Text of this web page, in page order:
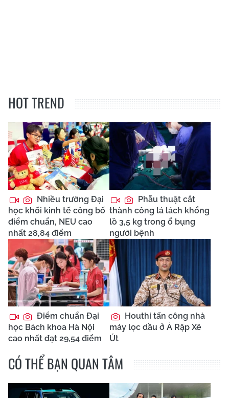
HOT TREND
Nhiều trường Đại
học khối kinh tế công bố
điểm chuẩn, NEU cao
nhất 28,84 điểm
Phẫu thuật cắt
thành công lá lách khổng
lồ 3,5 kg trong ổ bụng
người bệnh
Điểm chuẩn Đại
học Bách khoa Hà Nội
cao nhất đạt 29,54 điểm
Houthi tấn công nhà
máy lọc dầu ở Ả Rập Xê
Út
CÓ THỂ BẠN QUAN TÂM